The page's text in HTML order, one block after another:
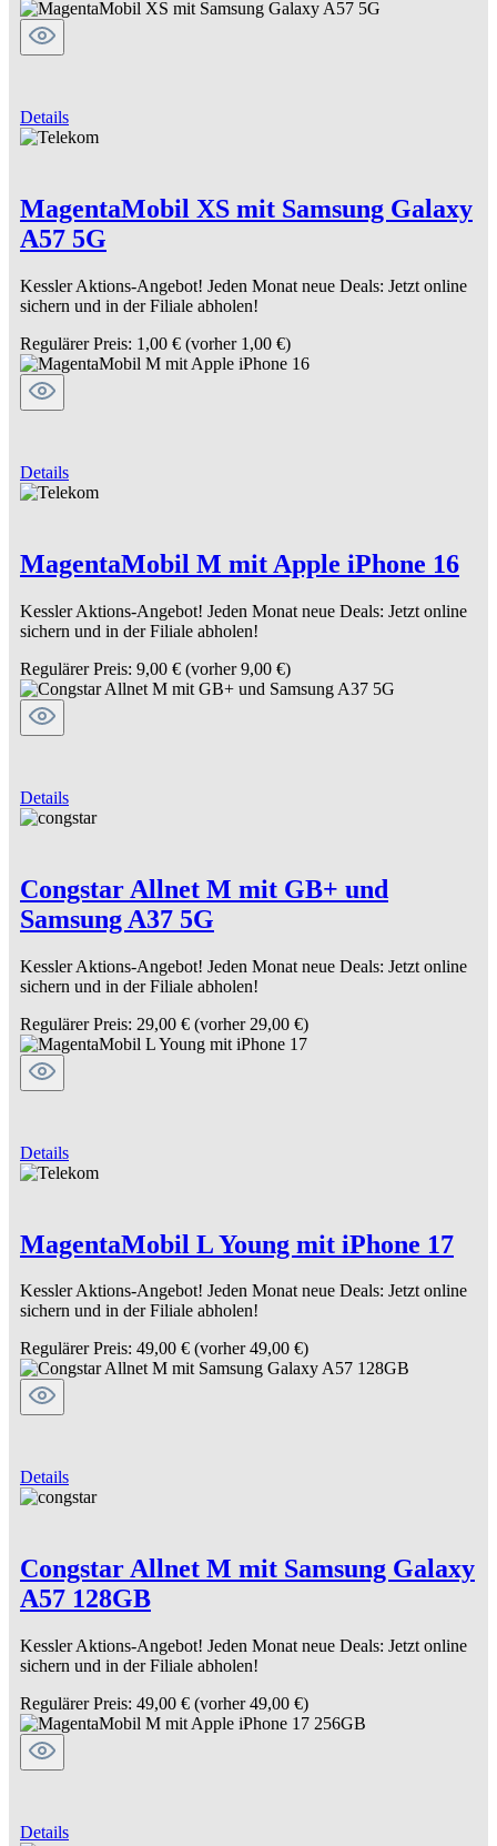
Details
MagentaMobil XS mit Samsung Galaxy
A57 5G
Kessler Aktions-Angebot! Jeden Monat neue Deals: Jetzt online
sichern und in der Filiale abholen!
Regulärer Preis: 1,00 € (vorher 1,00 €)
Details
MagentaMobil M mit Apple iPhone 16
Kessler Aktions-Angebot! Jeden Monat neue Deals: Jetzt online
sichern und in der Filiale abholen!
Regulärer Preis: 9,00 € (vorher 9,00 €)
Details
Congstar Allnet M mit GB+ und
Samsung A37 5G
Kessler Aktions-Angebot! Jeden Monat neue Deals: Jetzt online
sichern und in der Filiale abholen!
Regulärer Preis: 29,00 € (vorher 29,00 €)
Details
MagentaMobil L Young mit iPhone 17
Kessler Aktions-Angebot! Jeden Monat neue Deals: Jetzt online
sichern und in der Filiale abholen!
Regulärer Preis: 49,00 € (vorher 49,00 €)
Details
Congstar Allnet M mit Samsung Galaxy
A57 128GB
Kessler Aktions-Angebot! Jeden Monat neue Deals: Jetzt online
sichern und in der Filiale abholen!
Regulärer Preis: 49,00 € (vorher 49,00 €)
Details